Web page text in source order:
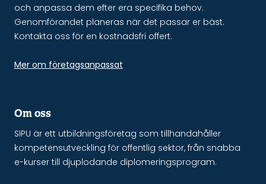
och anpassa dem efter era specifika behov.
Genomförandet planeras när det passar er bäst.
Kontakta oss för en kostnadsfri offert.
Mer om företagsanpassat
Om oss
SIPU är ett utbildningsföretag som tillhandahåller
kompetensutveckling för offentlig sektor, från snabba
e-kurser till djuplodande diplomeringsprogram.